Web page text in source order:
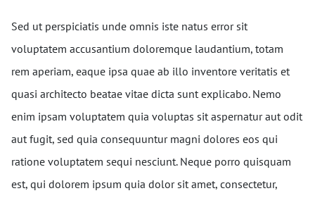
Sed ut perspiciatis unde omnis iste natus error sit
voluptatem accusantium doloremque laudantium, totam
rem aperiam, eaque ipsa quae ab illo inventore veritatis et
quasi architecto beatae vitae dicta sunt explicabo. Nemo
enim ipsam voluptatem quia voluptas sit aspernatur aut odit
aut fugit, sed quia consequuntur magni dolores eos qui
ratione voluptatem sequi nesciunt. Neque porro quisquam
est, qui dolorem ipsum quia dolor sit amet, consectetur,